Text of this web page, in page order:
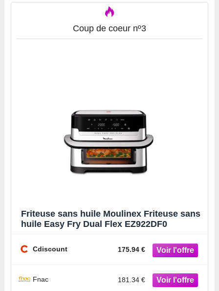
Coup de coeur nº3
Friteuse sans huile Moulinex Friteuse sans
huile Easy Fry Dual Flex EZ922DF0
Cdiscount 175.94 €
Fnac 181.34 €